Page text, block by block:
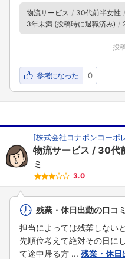
フォ
こちらの企業も
物流サービス 30代前半女性
3年未満 (投稿時に退職済み)
投
参考になった 0
[株式会社コナポンコーポ
物流サービス 30代
ミ
3.0
残業・休日出勤の口コミ
担当によっては残業しない
先順位考えて絶対その日に
て途中帰る方 ... 残業・休日